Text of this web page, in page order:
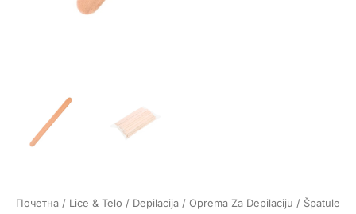
Почетна / Lice & Telo / Depilacija / Oprema Za Depilaciju / Špatule